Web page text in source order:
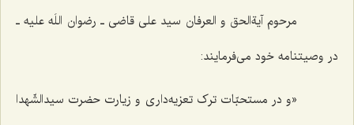
مرحوم آیةالحق و العرفان سید علی قاضی ـ رضوان اللَه علیه ـ
در وصیتنامه خود می‌فرمایند:
«و در مستحبّات ترک تعزیه‌داری و زیارت حضرت سیدالشّهدا